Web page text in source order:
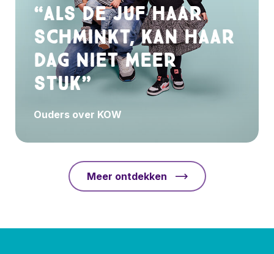
“Als de juf haar
schminkt, kan haar
dag niet meer
stuk”
Ouders over KOW
Meer ontdekken